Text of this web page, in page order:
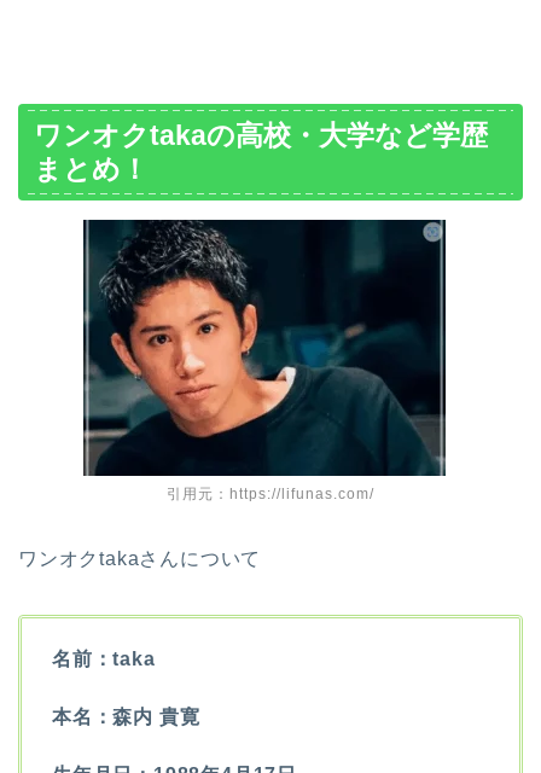
ワンオクtakaの高校・大学など学歴
まとめ！
引用元：https://lifunas.com/
ワンオクtakaさんについて
名前：taka
本名：森内 貴寛